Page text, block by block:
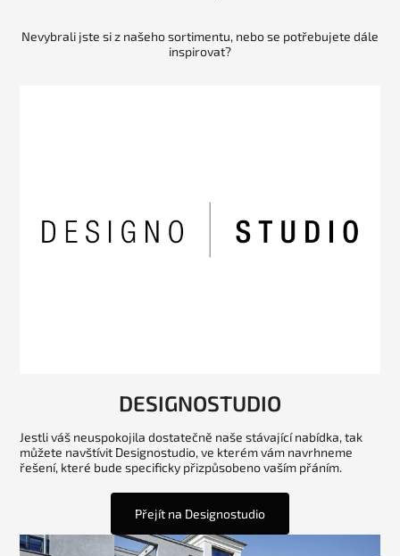
Nevybrali jste si z našeho sortimentu, nebo se potřebujete dále
inspirovat?
DESIGNOSTUDIO
Jestli váš neuspokojila dostatečně naše stávající nabídka, tak
můžete navštívit Designostudio, ve kterém vám navrhneme
řešení, které bude specificky přizpůsobeno vaším přáním.
Přejít na Designostudio